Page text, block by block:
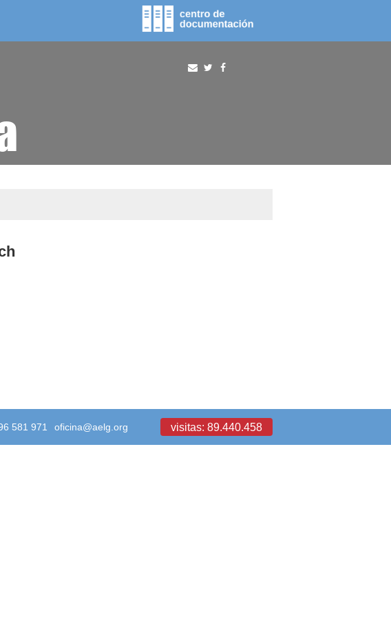
fototeca procura
581 971 oficina@aelg.org visitas: 89.440.458